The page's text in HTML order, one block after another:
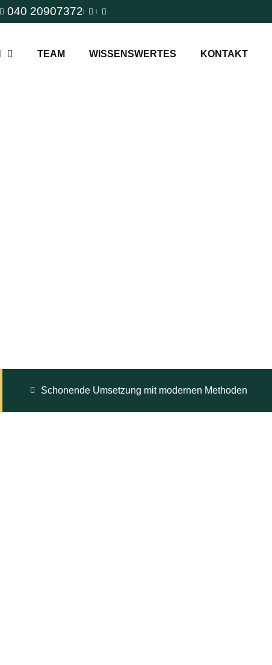
040 20907372
TEAM WISSENSWERTES KONTAKT
Schonende Umsetzung mit modernen Methoden